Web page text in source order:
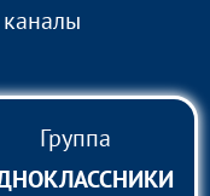
Группа